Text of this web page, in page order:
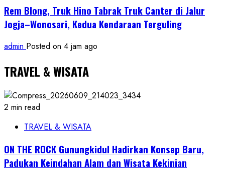
Rem Blong, Truk Hino Tabrak Truk Canter di Jalur
Jogja–Wonosari, Kedua Kendaraan Terguling
admin Posted on 4 jam ago
TRAVEL & WISATA
2 min read
TRAVEL & WISATA
ON THE ROCK Gunungkidul Hadirkan Konsep Baru,
Padukan Keindahan Alam dan Wisata Kekinian